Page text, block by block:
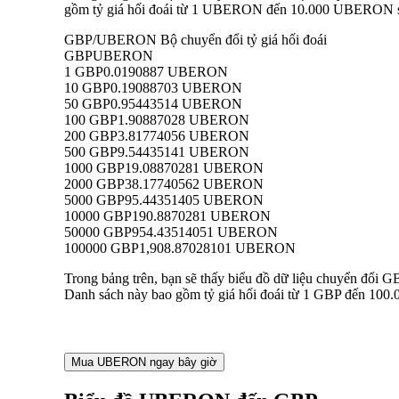
gồm tỷ giá hối đoái từ 1 UBERON đến 10.000 UBERON
GBP/UBERON Bộ chuyển đổi tỷ giá hối đoái
GBPUBERON
1 GBP0.0190887 UBERON
10 GBP0.19088703 UBERON
50 GBP0.95443514 UBERON
100 GBP1.90887028 UBERON
200 GBP3.81774056 UBERON
500 GBP9.54435141 UBERON
1000 GBP19.08870281 UBERON
2000 GBP38.17740562 UBERON
5000 GBP95.44351405 UBERON
10000 GBP190.8870281 UBERON
50000 GBP954.43514051 UBERON
100000 GBP1,908.87028101 UBERON
Trong bảng trên, bạn sẽ thấy biểu đồ dữ liệu chuyển đổi
Danh sách này bao gồm tỷ giá hối đoái từ 1 GBP đến
Mua UBERON ngay bây giờ